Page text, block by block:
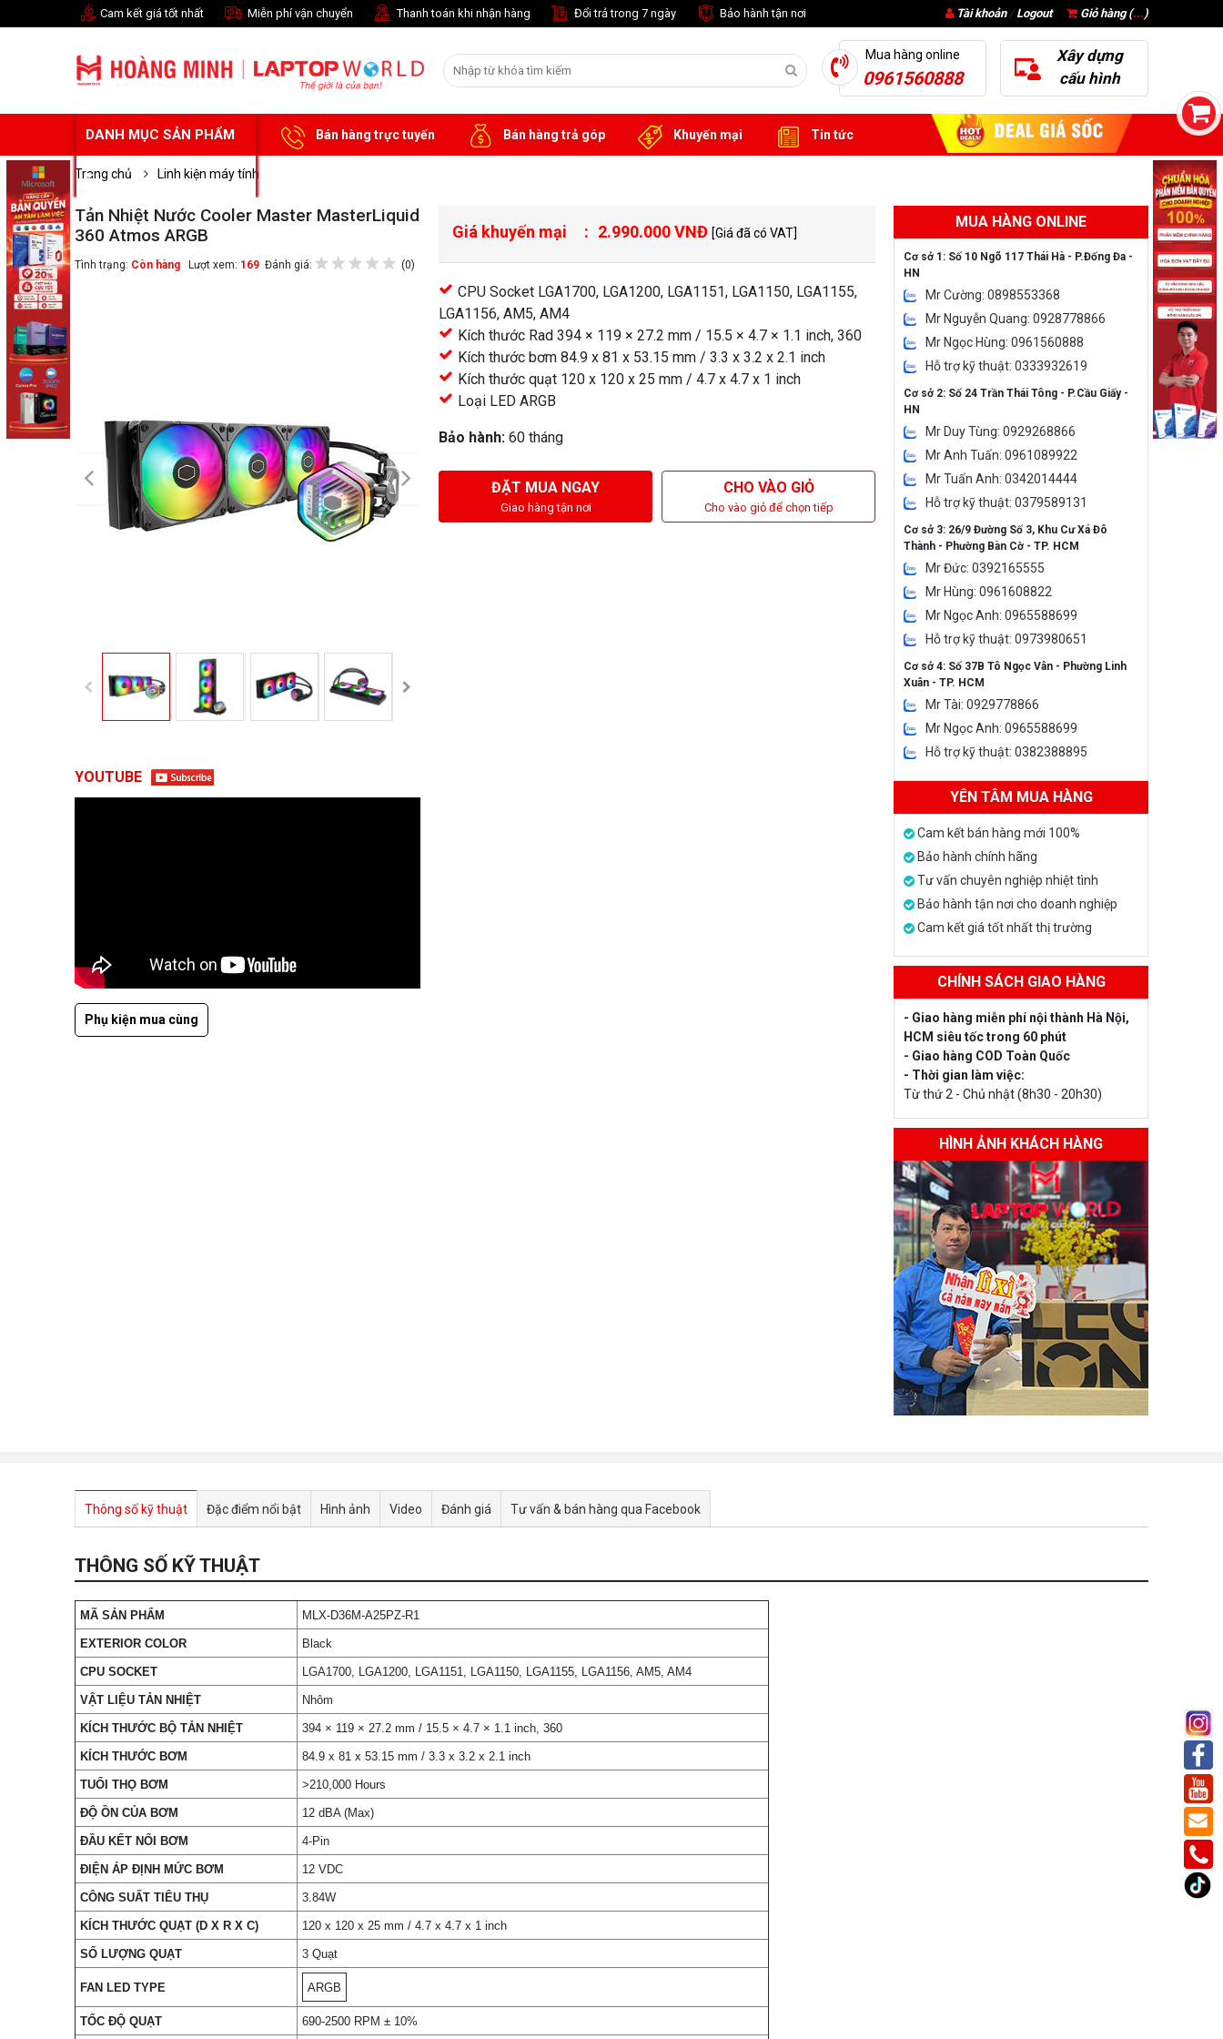
Cam kết giá tốt nhất Miễn phí vận chuyển Thanh toán khi nhận hàng Đổi trả trong 7 ngày Bảo hành tận nơi Giỏ hàng (...)
Tài khoản/ Logout
Mua hàng online
0961560888
Xây dựng
cấu hình
DANH MỤC SẢN PHẨM Bán hàng trực tuyến Bán hàng trả góp Khuyến mại Tin tức
Trang chủ Linh kiện máy tính
Tản Nhiệt Nước Cooler Master MasterLiquid
360 Atmos ARGB
Tình trạng: Còn hàng Lượt xem: 169 Đánh giá: (0)
YOUTUBE
Giá khuyến mại 2.990.000 VNĐ [Giá đã có VAT]
CPU Socket LGA1700, LGA1200, LGA1151, LGA1150, LGA1155,
LGA1156, AM5, AM4
Kích thước Rad 394 × 119 × 27.2 mm / 15.5 × 4.7 × 1.1 inch, 360
Kích thước bơm 84.9 x 81 x 53.15 mm / 3.3 x 3.2 x 2.1 inch
Kích thước quạt 120 x 120 x 25 mm / 4.7 x 4.7 x 1 inch
Loại LED ARGB
Bảo hành: 60 tháng
ĐẶT MUA NGAY
Giao hàng tận nơi
CHO VÀO GIỎ
Cho vào giỏ để chọn tiếp
Phụ kiện mua cùng
MUA HÀNG ONLINE
Cơ sở 1: Số 10 Ngõ 117 Thái Hà - P.Đống Đa -
HN
Mr Cường: 0898553368
Mr Nguyễn Quang: 0928778866
Mr Ngọc Hùng: 0961560888
Hỗ trợ kỹ thuật: 0333932619
Cơ sở 2: Số 24 Trần Thái Tông - P.Cầu Giấy -
HN
Mr Duy Tùng: 0929268866
Mr Anh Tuấn: 0961089922
Mr Tuấn Anh: 0342014444
Hỗ trợ kỹ thuật: 0379589131
Cơ sở 3: 26/9 Đường Số 3, Khu Cư Xá Đô
Thành - Phường Bàn Cờ - TP. HCM
Mr Đức: 0392165555
Mr Hùng: 0961608822
Mr Ngọc Anh: 0965588699
Hỗ trợ kỹ thuật: 0973980651
Cơ sở 4: Số 37B Tô Ngọc Vân - Phường Linh
Xuân - TP. HCM
Mr Tài: 0929778866
Mr Ngọc Anh: 0965588699
Hỗ trợ kỹ thuật: 0382388895
YÊN TÂM MUA HÀNG
Cam kết bán hàng mới 100%
Bảo hành chính hãng
Tư vấn chuyên nghiệp nhiệt tình
Bảo hành tận nơi cho doanh nghiệp
Cam kết giá tốt nhất thị trường
CHÍNH SÁCH GIAO HÀNG
- Giao hàng miễn phí nội thành Hà Nội,
HCM siêu tốc trong 60 phút
- Giao hàng COD Toàn Quốc
- Thời gian làm việc:
Từ thứ 2 - Chủ nhật (8h30 - 20h30)
HÌNH ẢNH KHÁCH HÀNG
Thông số kỹ thuật Đặc điểm nổi bật Hình ảnh Video Đánh giá Tư vấn & bán hàng qua Facebook
THÔNG SỐ KỸ THUẬT
MÃ SẢN PHẨM MLX-D36M-A25PZ-R1
EXTERIOR COLOR Black
CPU SOCKET LGA1700, LGA1200, LGA1151, LGA1150, LGA1155, LGA1156, AM5, AM4
VẬT LIỆU TẢN NHIỆT Nhôm
KÍCH THƯỚC BỘ TẢN NHIỆT 394 × 119 × 27.2 mm / 15.5 × 4.7 × 1.1 inch, 360
KÍCH THƯỚC BƠM 84.9 x 81 x 53.15 mm / 3.3 x 3.2 x 2.1 inch
TUỔI THỌ BƠM >210,000 Hours
ĐỘ ỒN CỦA BƠM 12 dBA (Max)
ĐẦU KẾT NỐI BƠM 4-Pin
ĐIỆN ÁP ĐỊNH MỨC BƠM 12 VDC
CÔNG SUẤT TIÊU THỤ 3.84W
KÍCH THƯỚC QUẠT (D X R X C) 120 x 120 x 25 mm / 4.7 x 4.7 x 1 inch
SỐ LƯỢNG QUẠT 3 Quạt
FAN LED TYPE ARGB
TỐC ĐỘ QUẠT 690-2500 RPM ± 10%